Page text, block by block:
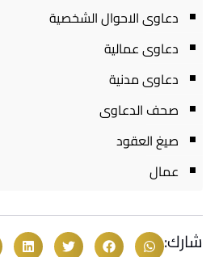
دعاوى الاحوال الشخصية
دعاوى عمالية
دعاوى مدنية
صحف الدعاوى
صيغ العقود
عمال
شارك: